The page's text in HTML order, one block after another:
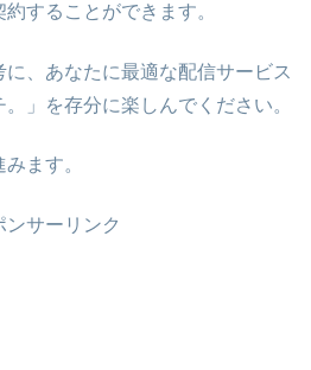
することができます。
、あなたに最適な配信サービス
」を存分に楽しんでください。
ます。
ンサーリンク